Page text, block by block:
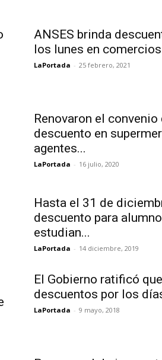
ANSES brinda
los lunes en
LaPortada - 25 febrero, 2021
Renovaron el convenio
descuento en
agentes...
LaPortada - 16 julio, 2020
Hasta el 31 de
descuento para
estudian...
LaPortada - 14 diciembre, 2019
El Gobierno ratificó
descuentos por los
LaPortada - 9 mayo, 2018